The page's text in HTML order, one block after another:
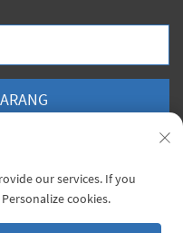
our services. If you
cookies.